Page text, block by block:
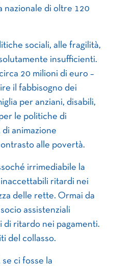
nazionale di oltre 120
sociali, alle fragilità,
insufficienti.
20 milioni di euro –
il fabbisogno dei
per anziani, disabili,
le politiche di
animazione
alle povertà.
irrimediabile la
ritardi nei
delle rette. Ormai da
assistenziali
di ritardo nei pagamenti.
del collasso.
ci fosse la